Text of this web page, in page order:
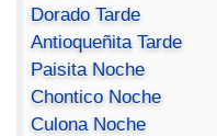
Dorado Tarde
Antioqueñita Tarde
Paisita Noche
Chontico Noche
Culona Noche